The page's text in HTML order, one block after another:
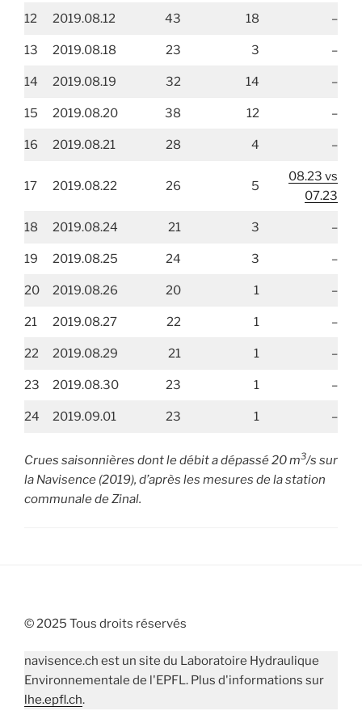
12 2019.08.12 43 18 –
13 2019.08.18 23 3 –
14 2019.08.19 32 14 –
15 2019.08.20 38 12 –
16 2019.08.21 28 4 –
17 2019.08.22 26 5
08.23 vs
07.23
18 2019.08.24 21 3 –
19 2019.08.25 24 3 –
20 2019.08.26 20 1 –
21 2019.08.27 22 1 –
22 2019.08.29 21 1 –
23 2019.08.30 23 1 –
24 2019.09.01 23 1 –
Crues saisonnières dont le débit a dépassé 20 m3/s sur
la Navisence (2019), d’après les mesures de la station
communale de Zinal.
© 2025 Tous droits réservés
navisence.ch est un site du Laboratoire Hydraulique
Environnementale de l'EPFL. Plus d'informations sur
lhe.epfl.ch.